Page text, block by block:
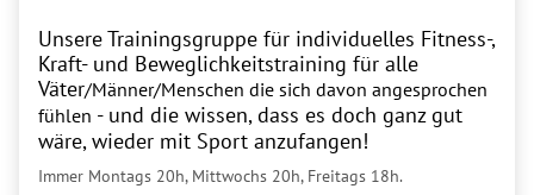
Unsere Trainingsgruppe für individuelles Fitness-,
Kraft- und Beweglichkeitstraining für alle
Väter/Männer/Menschen die sich davon angesprochen
fühlen - und die wissen, dass es doch ganz gut
wäre, wieder mit Sport anzufangen!
Immer Montags 20h, Mittwochs 20h, Freitags 18h.